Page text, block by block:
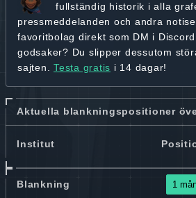
fullständig historik i alla
pressmeddelanden och andra
favoritbolag direkt som DM i
godsaker? Du slipper dessutom
sajten. Testa gratis i 14 dagar!
Aktuella blankningspositioner
Institut
Blankning 1